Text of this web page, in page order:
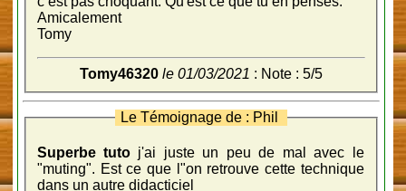
Amicalement
Tomy
Tomy46320 le 01/03/2021 : Note : 5/5
Le Témoignage de : Phil
Superbe tutoj'ai juste un peu de mal avec le
"muting". Est ce que l"on retrouve cette technique
dans un autre didacticiel